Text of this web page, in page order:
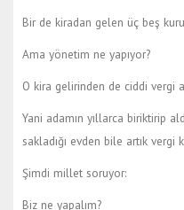
Bir de kiradan gelen üç beş
Ama yönetim ne yapıyor?
O kira gelirinden de ciddi vergi
Yani adamın yıllarca biriktirip
sakladığı evden bile artık vergi
Şimdi millet soruyor:
Biz ne yapalım?